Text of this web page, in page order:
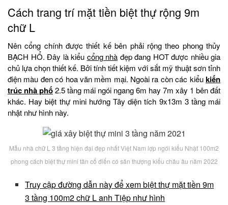
Cách trang trí mặt tiền biệt thự rộng 9m
chữ L
Nên cổng chính được thiết kế bên phải rộng theo phong thủy
BẠCH HỔ. Đây là kiểu cổng nhà đẹp đang HOT được nhiều gia
chủ lựa chọn thiết kế. Bởi tính tiết kiệm với sắt mỹ thuật sơn tỉnh
điện màu đen có hoa văn mềm mại. Ngoài ra còn các kiểukiến
trúc nhà phố2.5 tầng mái ngói ngang 6m hay 7m xây 1 bên đất
khác. Hay biệt thự mini hướng Tây diện tích 9x13m 3 tầng mái
nhật như hình này.
Mẫu nhà chữ L 3 tầng hiện đại đẹp nhất Việt Nam lợp ngói kiểu Nhật 100m2
phong cách biệt thự mini tân cổ điển có sân thượng kiểu châu âu năm 2022
Truy cập đường dẫn này để xem biệt thự mặt tiền 9m
3 tầng 100m2 chữ L anh Tiệp như hình